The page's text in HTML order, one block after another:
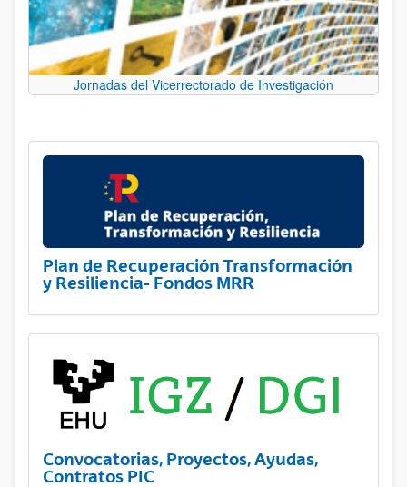
Jornadas del Vicerrectorado de Investigación
Plan de Recuperación Transformación
y Resiliencia- Fondos MRR
Convocatorias, Proyectos, Ayudas,
Contratos PIC